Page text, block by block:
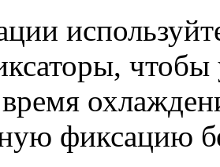
фиксацию